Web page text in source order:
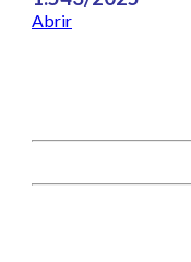
Abrir